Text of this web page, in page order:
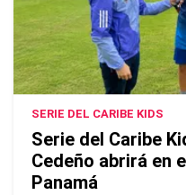
SERIE DEL CARIBE KIDS
Serie del Caribe
Cedeño abrirá en
Panamá